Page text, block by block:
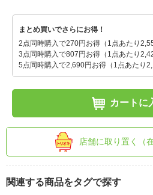
まとめ買いでさらにお得！
2点同時購入で270円お得（1点あたり
3点同時購入で807円お得（1点あたり
5点同時購入で2,690円お得（1点あたり
カートに
店舗に取り置く（
関連する商品をタグで探す